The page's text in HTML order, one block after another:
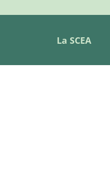
La SCEA